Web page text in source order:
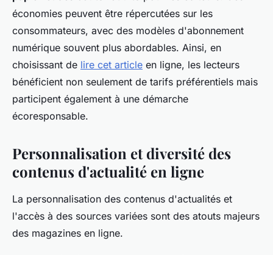
économies peuvent être répercutées sur les
consommateurs, avec des modèles d'abonnement
numérique souvent plus abordables. Ainsi, en
choisissant de lire cet article en ligne, les lecteurs
bénéficient non seulement de tarifs préférentiels mais
participent également à une démarche
écoresponsable.
Personnalisation et diversité des
contenus d'actualité en ligne
La personnalisation des contenus d'actualités et
l'accès à des sources variées sont des atouts majeurs
des magazines en ligne.